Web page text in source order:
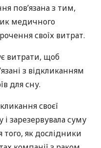
пов’язана з тим,
медичного
своїх витрат.
витрати, щоб
з відкликанням
для сну.
своєї
і зарезервувала суму
того, як дослідники